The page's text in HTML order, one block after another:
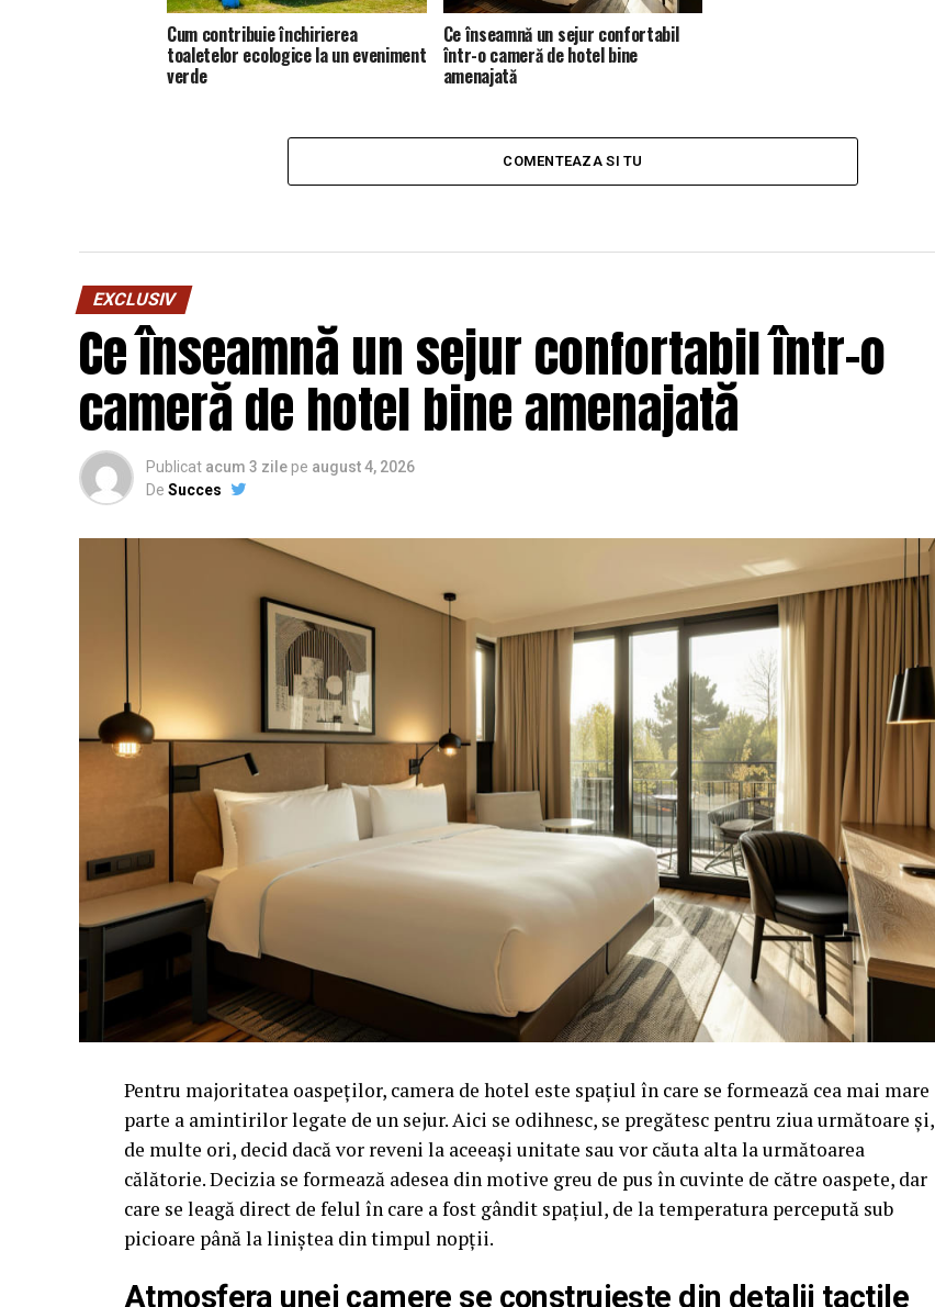
Cum contribuie închirierea
toaletelor ecologice la un eveniment
verde
Ce înseamnă un sejur confortabil
într-o cameră de hotel bine
amenajată
COMENTEAZA SI TU
EXCLUSIV
Ce înseamnă un sejur confortabil într-o
cameră de hotel bine amenajată
Publicat acum 3 zile pe august 4, 2026
De Succes
Pentru majoritatea oaspeților, camera de hotel este spațiul în care se formează cea mai mare
parte a amintirilor legate de un sejur. Aici se odihnesc, se pregătesc pentru ziua următoare și,
de multe ori, decid dacă vor reveni la aceeași unitate sau vor căuta alta la următoarea
călătorie. Decizia se formează adesea din motive greu de pus în cuvinte de către oaspete, dar
care se leagă direct de felul în care a fost gândit spațiul, de la temperatura percepută sub
picioare până la liniștea din timpul nopții.
Atmosfera unei camere se construiește din detalii tactile